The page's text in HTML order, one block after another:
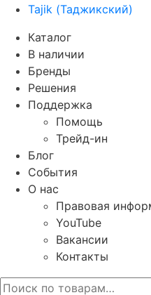
Tajik (Таджикский)
Каталог
В наличии
Бренды
Решения
Поддержка
Помощь
Трейд-ин
Блог
События
О нас
Правовая
YouTube
Вакансии
Контакты
Искать: